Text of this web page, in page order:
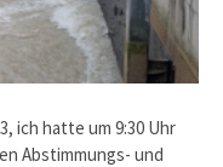
ich hatte um 9:30 Uhr
Abstimmungs- und